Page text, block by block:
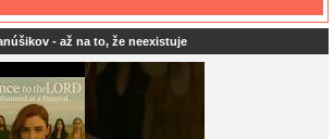
- až na to, že neexistuje